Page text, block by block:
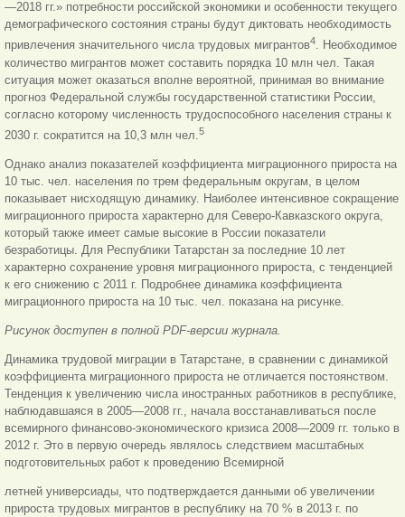
—2018 гг.» потребности российской экономики и особенности текущего
демографического состояния страны будут диктовать необходимость
привлечения значительного числа трудовых мигрантов4. Необходимое
количество мигрантов может составить порядка 10 млн чел. Такая
ситуация может оказаться вполне вероятной, принимая во внимание
прогноз Федеральной службы государственной статистики России,
согласно которому численность трудоспособного населения страны к
2030 г. сократится на 10,3 млн чел.5
Однако анализ показателей коэффициента миграционного прироста на
10 тыс. чел. населения по трем федеральным округам, в целом
показывает нисходящую динамику. Наиболее интенсивное сокращение
миграционного прироста характерно для Северо-Кавказского округа,
который также имеет самые высокие в России показатели
безработицы. Для Республики Татарстан за последние 10 лет
характерно сохранение уровня миграционного прироста, с тенденцией
к его снижению с 2011 г. Подробнее динамика коэффициента
миграционного прироста на 10 тыс. чел. показана на рисунке.
Рисунок доступен в полной PDF-версии журнала.
Динамика трудовой миграции в Татарстане, в сравнении с динамикой
коэффициента миграционного прироста не отличается постоянством.
Тенденция к увеличению числа иностранных работников в республике,
наблюдавшаяся в 2005—2008 гг., начала восстанавливаться после
всемирного финансово-экономического кризиса 2008—2009 гг. только в
2012 г. Это в первую очередь являлось следствием масштабных
подготовительных работ к проведению Всемирной
летней универсиады, что подтверждается данными об увеличении
прироста трудовых мигрантов в республику на 70 % в 2013 г. по